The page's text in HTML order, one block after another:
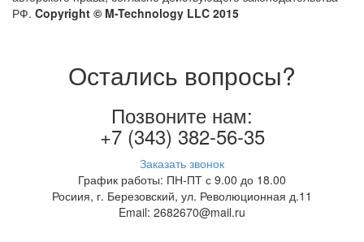
РФ. Copyright © M-Technology LLC 2015
Остались вопросы?
Позвоните нам:
+7 (343) 382-56-35
Заказать звонок
График работы: ПН-ПТ с 9.00 до 18.00
Росиия, г. Березовский, ул. Революционная д.11
Email: 2682670@mail.ru